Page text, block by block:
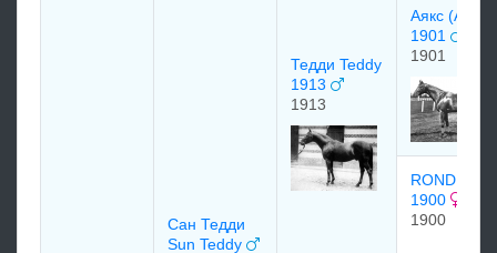
Сан Тедди
Sun Teddy
Тедди Teddy
1913
1913
Аякс (Ajax)
1901
1901
RONDEAU
1900
1900